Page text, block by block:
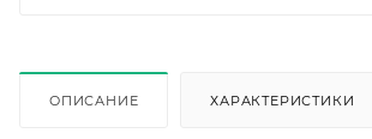
ОПИСАНИЕ ХАРАКТЕРИСТИКИ